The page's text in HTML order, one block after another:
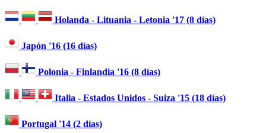
Holanda - Lituania - Letonia '17 (8 días)
Japón '16 (16 días)
Polonia - Finlandia '16 (8 días)
Italia - Estados Unidos - Suiza '15 (18 días)
Portugal '14 (2 días)